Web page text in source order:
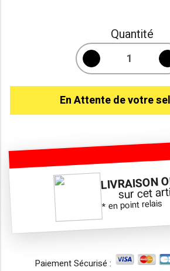
Quantité
En Attente de votre
LIVRAISON
sur cet
* en point relais
Paiement Sécurisé :